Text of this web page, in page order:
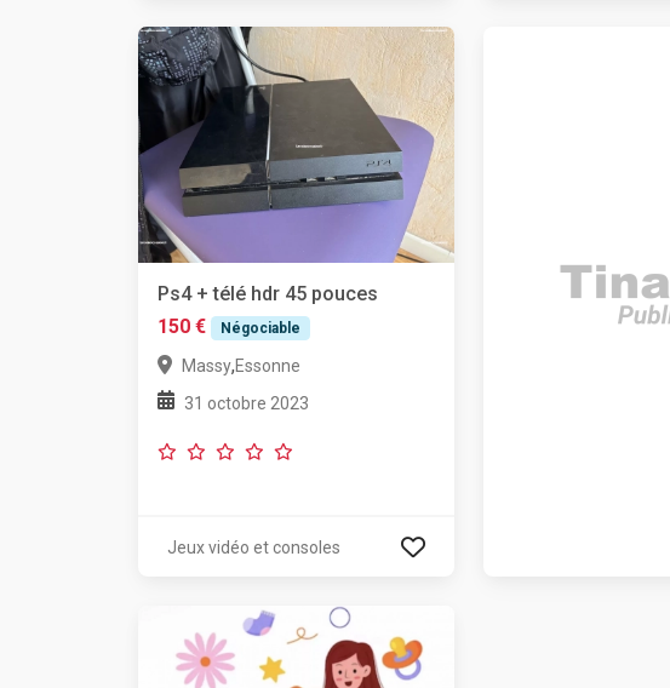
Ps4 + télé hdr 45 pouces
150 €
Négociable
Massy,Essonne
31 octobre 2023
Jeux vidéo et consoles